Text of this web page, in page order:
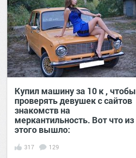
Купил машину за 10 к , чтобы
проверять девушек с сайтов
знакомств на
меркантильность. Вот что из
этого вышло:
317 129